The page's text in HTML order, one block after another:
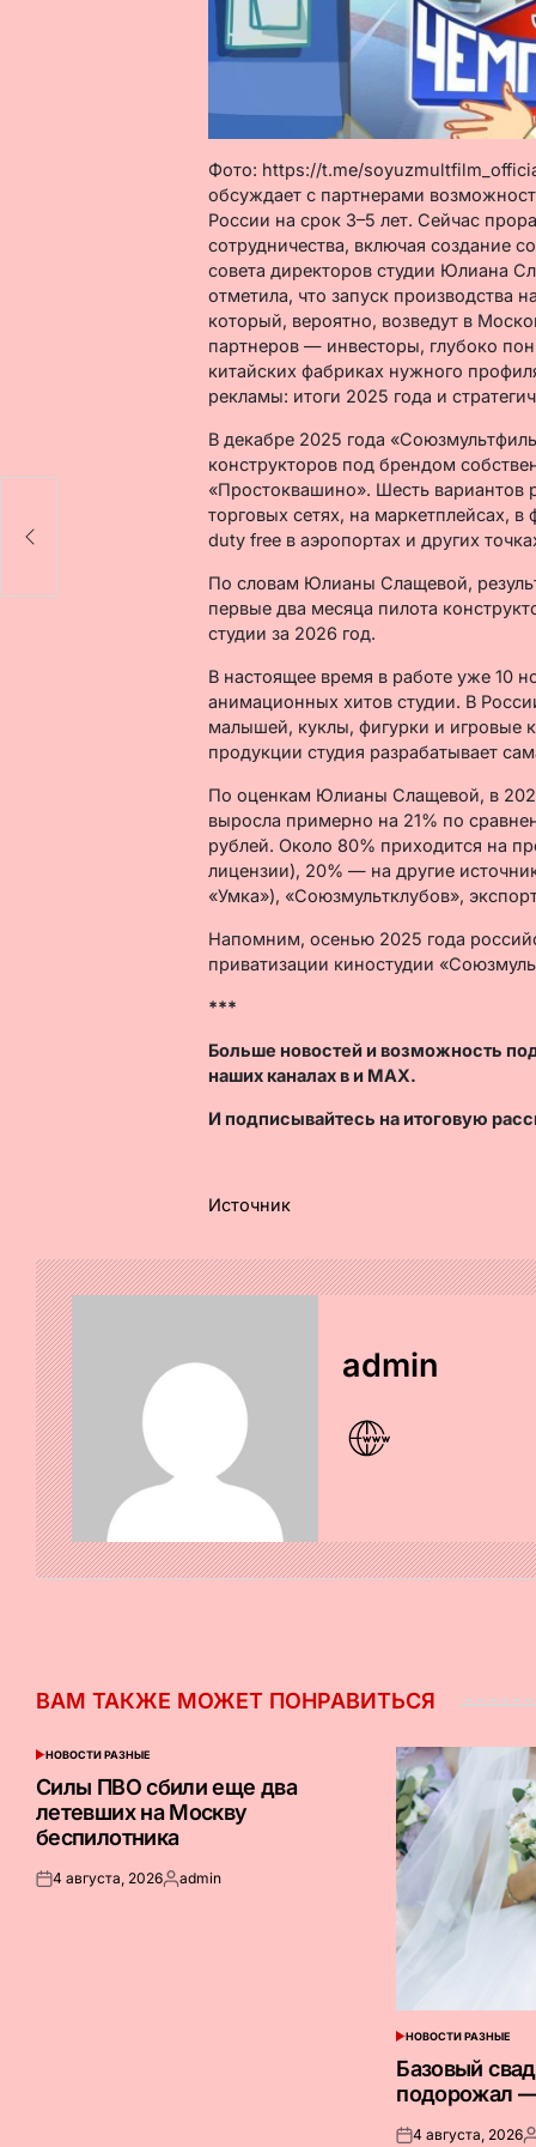
Фото: https://t.me/
обсуждает с партнерами
России на срок 3–5 лет. Сейчас
сотрудничества, включая создание
совета директоров студии Юлиана
отметила, что запуск производства
который, вероятно, возведут в
партнеров — инвесторы, глубоко
китайских фабриках нужного
рекламы: итоги 2025 года и
В декабре 2025 года
конструкторов под брендом
«Простоквашино». Шесть вариантов
торговых сетях, на маркетплейсах,
duty free в аэропортах и других
По словам Юлианы Слащевой,
первые два месяца пилота
студии за 2026 год.
В настоящее время в работе уже 10
анимационных хитов студии. В
малышей, куклы, фигурки и игровые
продукции студия разрабатывает
По оценкам Юлианы Слащевой, в
выросла примерно на 21% по
рублей. Около 80% приходится на
лицензии), 20% — на другие
«Умка»), «Союзмультклубов»,
Напомним, осенью 2025 года
приватизации киностудии
***
Больше новостей и возможность
наших каналах в и MAX.
И подписывайтесь на итоговую
Источник
admin
ВАМ ТАКЖЕ МОЖЕТ ПОНРАВИТЬСЯ
ОПУБЛИКОВАНО
В
НОВОСТИ РАЗНЫЕ
Силы ПВО сбили еще два
летевших на Москву
беспилотника
Опубликовано
4 августа, 2026Запись
admin
ОПУБЛИКОВАНО
В
НОВОСТИ РАЗНЫЕ
Базовый
подорожал —
4 августа, 2026